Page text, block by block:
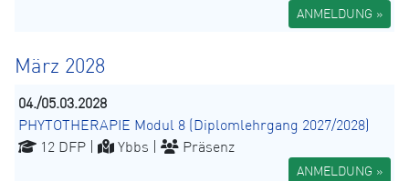
ANMELDUNG »
März 2028
04./05.03.2028
PHYTOTHERAPIE Modul 8 (Diplomlehrgang 2027/2028)
12 DFP |
Ybbs | Präsenz
ANMELDUNG »